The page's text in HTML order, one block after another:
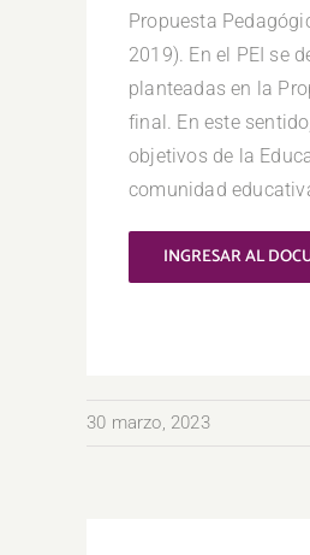
Propuesta
2019). En el PEI se
planteadas en la
final. En este
objetivos de la
comunidad
INGRESAR AL
30 marzo, 2023